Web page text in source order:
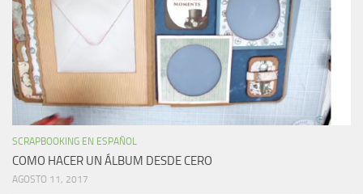
SCRAPBOOKING EN ESPAÑOL
COMO HACER UN ÁLBUM DESDE CERO
AGOSTO 11, 2017